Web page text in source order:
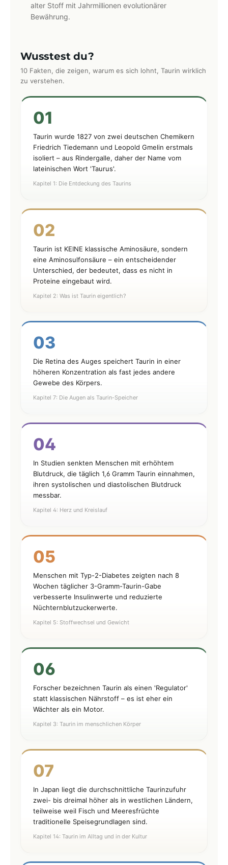
alter Stoff mit Jahrmillionen evolutionärer
Bewährung.
Wusstest du?
10 Fakten, die zeigen, warum es sich lohnt, Taurin wirklich
zu verstehen.
01
Taurin wurde 1827 von zwei deutschen Chemikern
Friedrich Tiedemann und Leopold Gmelin erstmals
isoliert – aus Rindergalle, daher der Name vom
lateinischen Wort 'Taurus'.
Kapitel 1: Die Entdeckung des Taurins
02
Taurin ist KEINE klassische Aminosäure, sondern
eine Aminosulfonsäure – ein entscheidender
Unterschied, der bedeutet, dass es nicht in
Proteine eingebaut wird.
Kapitel 2: Was ist Taurin eigentlich?
03
Die Retina des Auges speichert Taurin in einer
höheren Konzentration als fast jedes andere
Gewebe des Körpers.
Kapitel 7: Die Augen als Taurin-Speicher
04
In Studien senkten Menschen mit erhöhtem
Blutdruck, die täglich 1,6 Gramm Taurin einnahmen,
ihren systolischen und diastolischen Blutdruck
messbar.
Kapitel 4: Herz und Kreislauf
05
Menschen mit Typ-2-Diabetes zeigten nach 8
Wochen täglicher 3-Gramm-Taurin-Gabe
verbesserte Insulinwerte und reduzierte
Nüchternblutzuckerwerte.
Kapitel 5: Stoffwechsel und Gewicht
06
Forscher bezeichnen Taurin als einen 'Regulator'
statt klassischen Nährstoff – es ist eher ein
Wächter als ein Motor.
Kapitel 3: Taurin im menschlichen Körper
07
In Japan liegt die durchschnittliche Taurinzufuhr
zwei- bis dreimal höher als in westlichen Ländern,
teilweise weil Fisch und Meeresfrüchte
traditionelle Speisegrundlagen sind.
Kapitel 14: Taurin im Alltag und in der Kultur